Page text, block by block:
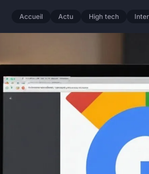
Accueil Actu High tech